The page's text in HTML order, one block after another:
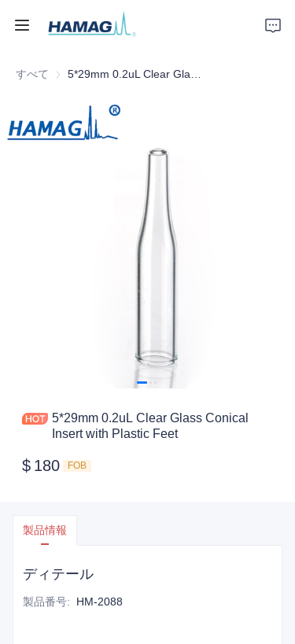
すべて
5*29mm 0.2uL Clear Glass Conical
Insert with Plastic Feet
$ 180 FOB
製品情報
ディテール
製品番号: HM-2088
ホーム
私たちについて